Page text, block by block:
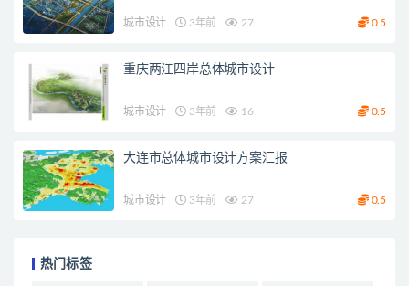
城市设计 3年前 27 0.5
重庆两江四岸总体城市设计
城市设计 3年前 16 0.5
大连市总体城市设计方案汇报
城市设计 3年前 27 0.5
热门标签